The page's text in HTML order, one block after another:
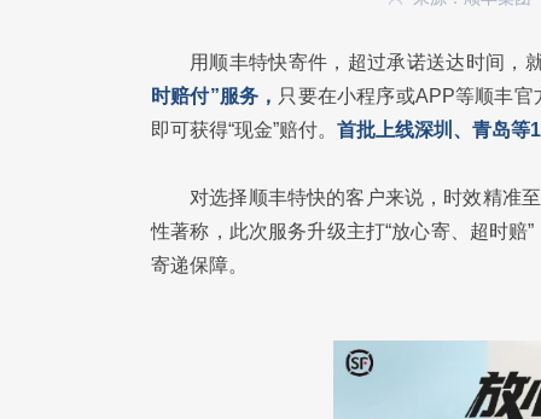
用顺丰特快寄件，超过承诺送达时间，
时赔付”服务， 只要在小程序或APP等顺丰
即可获得“现金”赔付。 首批上线深圳、青岛等
对选择顺丰特快的客户来说，时效精准
性著称，此次服务升级主打“放心寄、超时
寄递保障。